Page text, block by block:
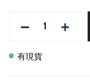
− +
有現貨